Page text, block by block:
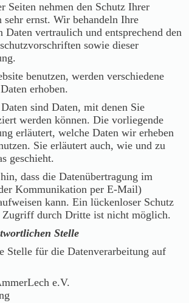
Seiten nehmen den Schutz Ihrer
sehr ernst. Wir behandeln Ihre
Daten vertraulich und entsprechend den
sowie dieser
benutzen, werden verschiedene
erhoben.
Daten sind Daten, mit denen Sie
werden können. Die vorliegende
erläutert, welche Daten wir erheben
Sie erläutert auch, wie und zu
geschieht.
dass die Datenübertragung im
Kommunikation per E-Mail)
kann. Ein lückenloser Schutz
Zugriff durch Dritte ist nicht möglich.
Stelle
Stelle für die Datenverarbeitung auf
e.V.